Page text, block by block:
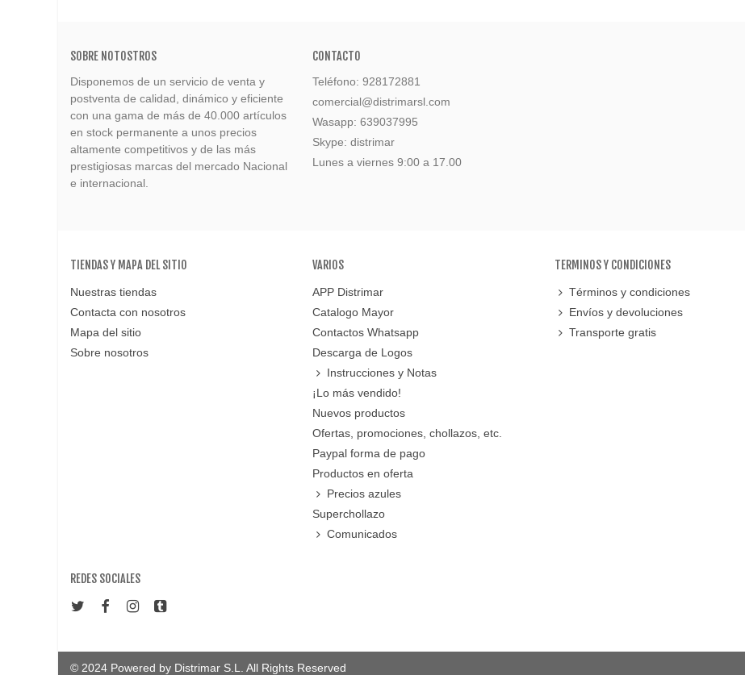
SOBRE NOTOSTROS
Disponemos de un servicio de venta y
postventa de calidad, dinámico y eficiente
con una gama de más de 40.000 artículos
en stock permanente a unos precios
altamente competitivos y de las más
prestigiosas marcas del mercado Nacional
e internacional.
CONTACTO
Teléfono: 928172881
comercial@distrimarsl.com
Wasapp: 639037995
Skype: distrimar
Lunes a viernes 9:00 a 17.00
TIENDAS Y MAPA DEL SITIO
Nuestras tiendas
Contacta con nosotros
Mapa del sitio
Sobre nosotros
VARIOS
APP Distrimar
Catalogo Mayor
Contactos Whatsapp
Descarga de Logos
Instrucciones y Notas
¡Lo más vendido!
Nuevos productos
Ofertas, promociones, chollazos, etc.
Paypal forma de pago
Productos en oferta
Precios azules
Superchollazo
Comunicados
TERMINOS Y CONDICIONES
Términos y condiciones
Envíos y devoluciones
Transporte gratis
REDES SOCIALES
© 2024 Powered by Distrimar S.L. All Rights Reserved